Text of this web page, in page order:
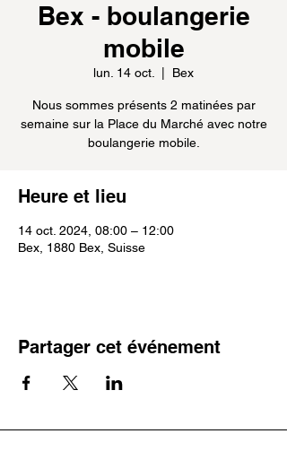
Bex - boulangerie
mobile
lun. 14 oct. Bex
Nous sommes présents 2 matinées par
semaine sur la Place du Marché avec notre
boulangerie mobile.
Heure et lieu
14 oct. 2024, 08:00 – 12:00
Bex, 1880 Bex, Suisse
Partager cet événement